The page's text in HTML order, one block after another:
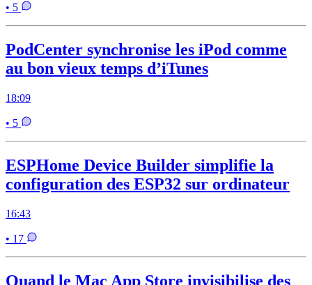
• 5
PodCenter synchronise les iPod comme
au bon vieux temps d’iTunes
18:09
• 5
ESPHome Device Builder simplifie la
configuration des ESP32 sur ordinateur
16:43
• 17
Quand le Mac App Store invisibilise des